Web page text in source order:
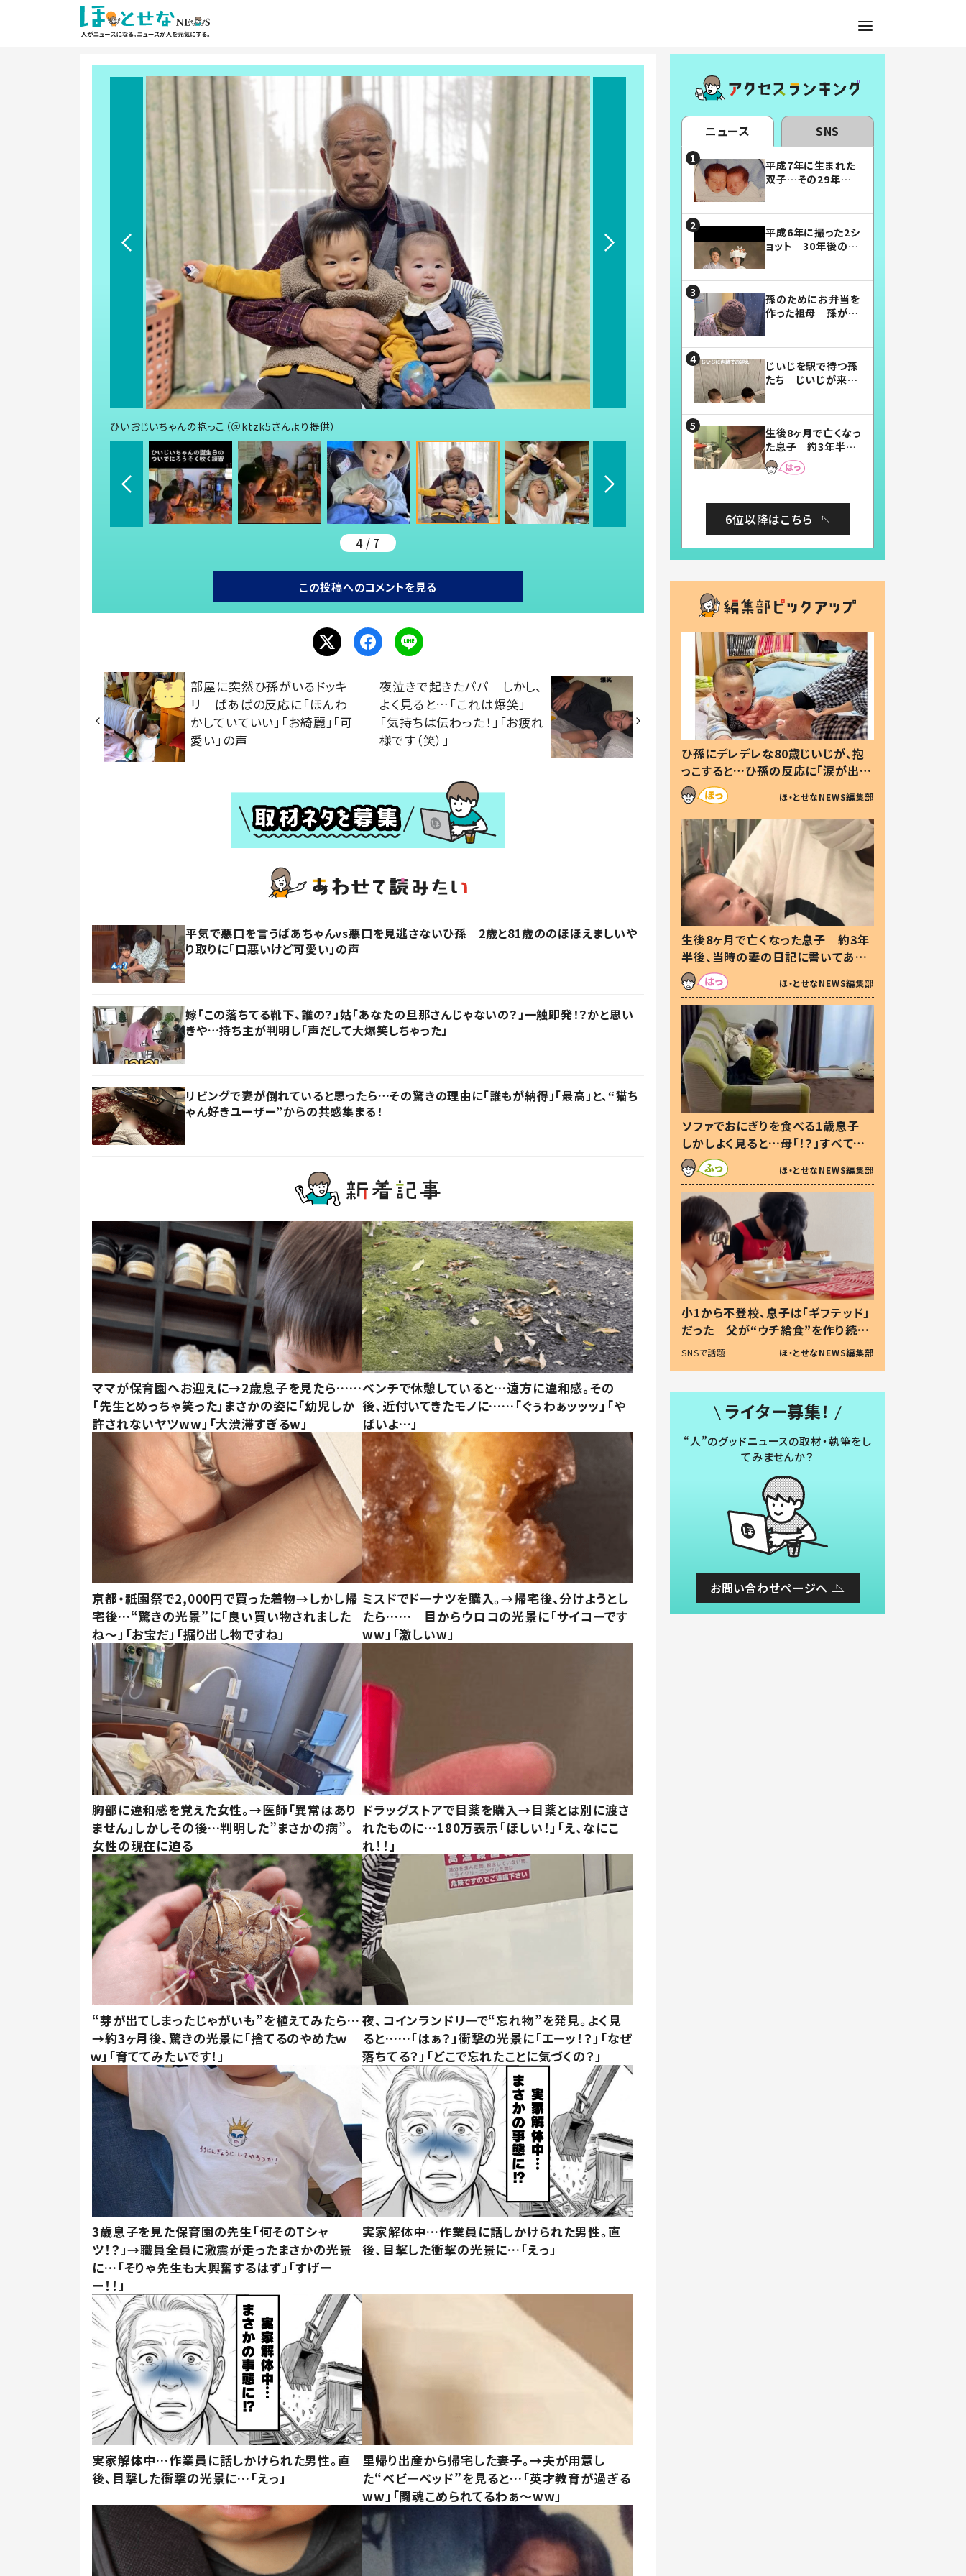
ひいおじいちゃんの抱っこ（＠ktzk5さんより提供）
4 / 7
この投稿へのコメントを見る
部屋に突然ひ孫がいるドッキ
リ ばあばの反応に「ほんわ
かしていていい」「お綺麗」「可
愛い」の声
夜泣きで起きたパパ しかし、
よく見ると…「これは爆笑」
「気持ちは伝わった！」「お疲れ
様です（笑）」
平気で悪口を言うばあちゃんvs悪口を見逃さないひ孫 2歳と81歳ののほほえましいや
り取りに「口悪いけど可愛い」の声
嫁「この落ちてる靴下、誰の？」姑「あなたの旦那さんじゃないの？」一触即発！？かと思い
きや…持ち主が判明し「声だして大爆笑しちゃった」
リビングで妻が倒れていると思ったら…その驚きの理由に「誰もが納得」「最高」と、“猫ち
ゃん好きユーザー”からの共感集まる！
ママが保育園へお迎えに→2歳息子を見たら……
「先生とめっちゃ笑った」まさかの姿に「幼児しか
許されないヤツww」「大渋滞すぎるw」
ベンチで休憩していると…遠方に違和感。その
後、近付いてきたモノに……「ぐぅわぁッッッ」「や
ばいよ…」
京都・祇園祭で2,000円で買った着物→しかし帰
宅後…“驚きの光景”に「良い買い物されました
ね～」「お宝だ」「掘り出し物ですね」
ミスドでドーナツを購入。→帰宅後、分けようとし
たら…… 目からウロコの光景に「サイコーです
ww」「激しいw」
胸部に違和感を覚えた女性。→医師「異常はあり
ません」しかしその後…判明した”まさかの病”。
女性の現在に迫る
ドラッグストアで目薬を購入→目薬とは別に渡さ
れたものに…180万表示「ほしい！」「え、なにこ
れ！！」
“芽が出てしまったじゃがいも”を植えてみたら…
→約3ヶ月後、驚きの光景に「捨てるのやめたｗ
ｗ」「育ててみたいです！」
夜、コインランドリーで“忘れ物”を発見。よく見
ると……「はぁ？」衝撃の光景に「エーッ！？」「なぜ
落ちてる？」「どこで忘れたことに気づくの？」
3歳息子を見た保育園の先生「何そのTシャ
ツ！？」→職員全員に激震が走ったまさかの光景
に…「そりゃ先生も大興奮するはず」「すげー
ー！！」
実家解体中…作業員に話しかけられた男性。直
後、目撃した衝撃の光景に…「えっ」
実家解体中…作業員に話しかけられた男性。直
後、目撃した衝撃の光景に…「えっ」
里帰り出産から帰宅した妻子。→夫が用意し
た“ベビーベッド”を見ると…「英才教育が過ぎる
ww」「闘魂こめられてるわぁ～ww」
ニュース SNS
平成7年に生まれた
双子…その29年後
平成6年に撮った2シ
ョット 30年後の姿
孫のためにお弁当を
作った祖母 孫が絶
じいじを駅で待つ孫
たち じいじが来た
まらない」「幸せにな
れる」
生後8ヶ月で亡くなっ
た息子 約3年半
後、当時の妻の日記
に書いてあった本音
6位以降はこちら
ひ孫にデレデレな80歳じいじが、抱
っこすると…ひ孫の反応に「涙が出ま
した」「可愛くて仕方ない」
ほ・とせなNEWS編集部
生後8ヶ月で亡くなった息子 約3年
半後、当時の妻の日記に書いてあっ
た本音とは
ほ・とせなNEWS編集部
ソファでおにぎりを食べる1歳息子
しかしよく見ると…母「！？」すべてを
察した母の投稿に「可愛いから許
す！」「現行犯〜」
ほ・とせなNEWS編集部
小1から不登校、息子は「ギフテッド」
だった 父が“ウチ給食”を作り続け
る理由とは #令和の親 #令和の子
SNSで話題 ほ・とせなNEWS編集部
ライター募集！
“人”のグッドニュースの取材・執筆をし
てみませんか？
お問い合わせページへ